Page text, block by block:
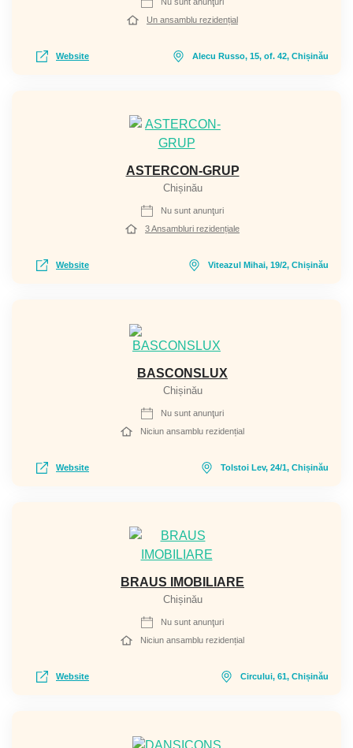
Un ansamblu rezidențial
Website Alecu Russo, 15, of. 42, Chișinău
ASTERCON-GRUP
Chișinău
Nu sunt anunţuri
3 Ansambluri rezidențiale
Website Viteazul Mihai, 19/2, Chișinău
BASCONSLUX
Chișinău
Nu sunt anunţuri
Niciun ansamblu rezidențial
Website Tolstoi Lev, 24/1, Chișinău
BRAUS IMOBILIARE
Chișinău
Nu sunt anunţuri
Niciun ansamblu rezidențial
Website Circului, 61, Chișinău